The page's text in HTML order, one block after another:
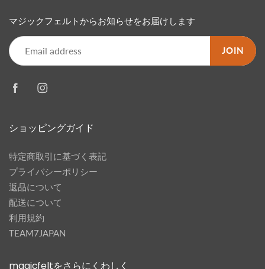
マジックフェルトからお知らせをお届けします
JOIN
ショッピングガイド
特定商取引に基づく表記
プライバシーポリシー
返品について
配送について
利用規約
TEAM7JAPAN
magicfeltをさらにくわしく